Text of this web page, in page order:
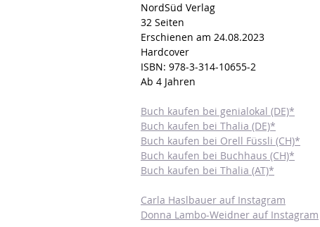
NordSüd Verlag
32 Seiten
Erschienen am 24.08.2023
Hardcover
ISBN: 978-3-314-10655-2
Ab 4 Jahren
Buch kaufen bei genialokal (DE)*
Buch kaufen bei Thalia (DE)*
Buch kaufen bei Orell Füssli (CH)*
Buch kaufen bei Buchhaus (CH)*
Buch kaufen bei Thalia (AT)*
Carla Haslbauer auf Instagram
Donna Lambo-Weidner auf Instagram